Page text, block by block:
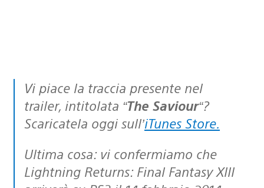
Vi piace la traccia presente nel
trailer, intitolata “The Saviour“?
Scaricatela oggi sull’iTunes Store.
Ultima cosa: vi confermiamo che
Lightning Returns: Final Fantasy XIII